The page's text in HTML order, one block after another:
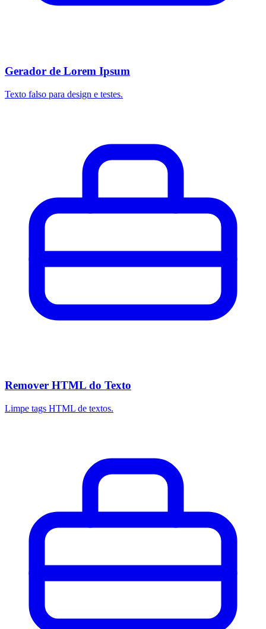
Gerador de Lorem Ipsum
Texto falso para design e testes.
Remover HTML do Texto
Limpe tags HTML de textos.